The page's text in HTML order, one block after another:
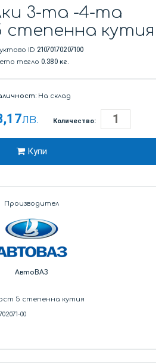
3-та -4-та
степенна кутия
ID 21070170207100
тегло 0.380 кг.
На склад
лв. Количество:
Купи
Производител
АвтоВАЗ
5 степенна кутия
00